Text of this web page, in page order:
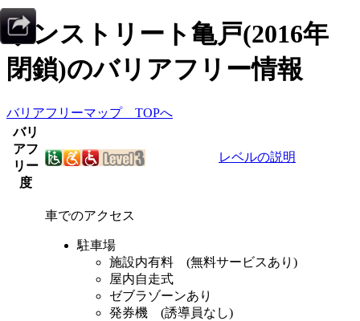
サンストリート亀戸(2016年
閉鎖)のバリアフリー情報
バリアフリーマップ TOPへ
バリ
アフ
リー
度
レベルの説明
車でのアクセス
駐車場
施設内有料 (無料サービスあり)
屋内自走式
ゼブラゾーンあり
発券機 (誘導員なし)